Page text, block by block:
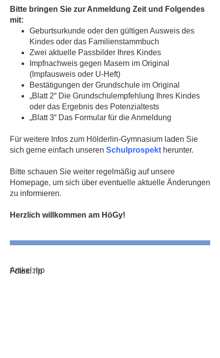
Bitte bringen Sie zur Anmeldung Zeit und Folgendes
mit:
Geburtsurkunde oder den gültigen Ausweis des
Kindes oder das Familienstammbuch
Zwei aktuelle Passbilder Ihres Kindes
Impfnachweis gegen Masern im Original
(Impfausweis oder U-Heft)
Bestätigungen der Grundschule im Original
„Blatt 2“ Die Grundschulempfehlung Ihres Kindes
oder das Ergebnis des Potenzialtests
„Blatt 3“ Das Formular für die Anmeldung
Für weitere Infos zum Hölderlin-Gymnasium laden Sie
sich gerne einfach unseren Schulprospekt herunter.
Bitte schauen Sie weiter regelmäßig auf unsere
Homepage, um sich über eventuelle aktuelle Änderungen
zu informieren.
Herzlich willkommen am HöGy!
Artikel: hp
Fotos: hp